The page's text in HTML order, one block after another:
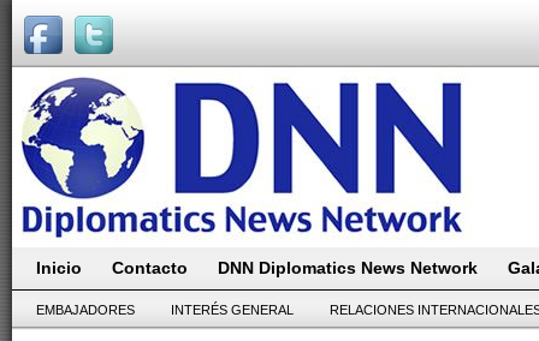
Inicio Contacto DNN Diplomatics News Network
EMBAJADORES INTERÉS GENERAL RELACIONES